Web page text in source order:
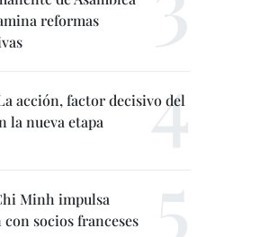
reformas
acción, factor decisivo del
la nueva etapa
Minh impulsa
socios franceses